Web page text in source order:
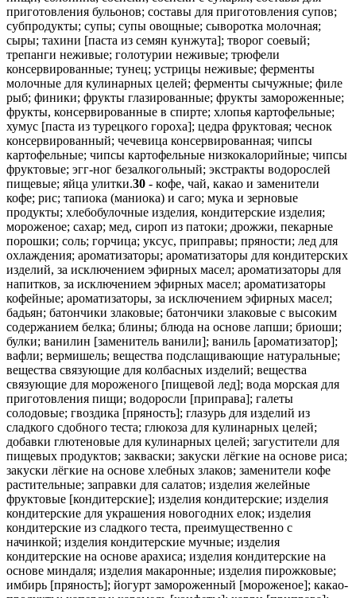
приготовления бульонов; составы для приготовления супов;
субпродукты; супы; супы овощные; сыворотка молочная;
сыры; тахини [паста из семян кунжута]; творог соевый;
трепанги неживые; голотурии неживые; трюфели
консервированные; тунец; устрицы неживые; ферменты
молочные для кулинарных целей; ферменты сычужные; филе
рыб; финики; фрукты глазированные; фрукты замороженные;
фрукты, консервированные в спирте; хлопья картофельные;
хумус [паста из турецкого гороха]; цедра фруктовая; чеснок
консервированный; чечевица консервированная; чипсы
картофельные; чипсы картофельные низкокалорийные; чипсы
фруктовые; эгг-ног безалкогольный; экстракты водорослей
пищевые; яйца улитки.30 - кофе, чай, какао и заменители
кофе; рис; тапиока (маниока) и саго; мука и зерновые
продукты; хлебобулочные изделия, кондитерские изделия;
мороженое; сахар; мед, сироп из патоки; дрожжи, пекарные
порошки; соль; горчица; уксус, приправы; пряности; лед для
охлаждения; ароматизаторы; ароматизаторы для кондитерских
изделий, за исключением эфирных масел; ароматизаторы для
напитков, за исключением эфирных масел; ароматизаторы
кофейные; ароматизаторы, за исключением эфирных масел;
бадьян; батончики злаковые; батончики злаковые с высоким
содержанием белка; блины; блюда на основе лапши; бриоши;
булки; ванилин [заменитель ванили]; ваниль [ароматизатор];
вафли; вермишель; вещества подслащивающие натуральные;
вещества связующие для колбасных изделий; вещества
связующие для мороженого [пищевой лед]; вода морская для
приготовления пищи; водоросли [приправа]; галеты
солодовые; гвоздика [пряность]; глазурь для изделий из
сладкого сдобного теста; глюкоза для кулинарных целей;
добавки глютеновые для кулинарных целей; загустители для
пищевых продуктов; закваски; закуски лёгкие на основе риса;
закуски лёгкие на основе хлебных злаков; заменители кофе
растительные; заправки для салатов; изделия желейные
фруктовые [кондитерские]; изделия кондитерские; изделия
кондитерские для украшения новогодних елок; изделия
кондитерские из сладкого теста, преимущественно с
начинкой; изделия кондитерские мучные; изделия
кондитерские на основе арахиса; изделия кондитерские на
основе миндаля; изделия макаронные; изделия пирожковые;
имбирь [пряность]; йогурт замороженный [мороженое]; какао-